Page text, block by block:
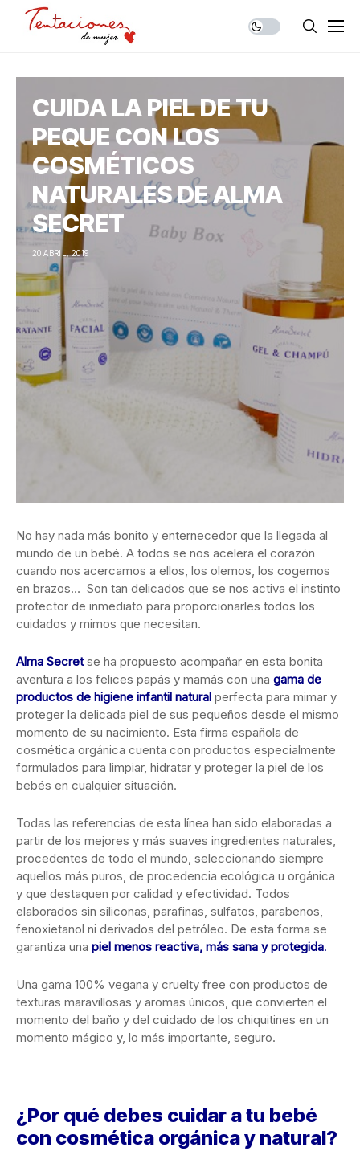
CUIDA LA PIEL DE TU
PEQUE CON LOS
COSMÉTICOS
NATURALES DE ALMA
SECRET
20 ABRIL, 2019
No hay nada más bonito y enternecedor que la llegada al
mundo de un bebé. A todos se nos acelera el corazón
cuando nos acercamos a ellos, los olemos, los cogemos
en brazos… Son tan delicados que se nos activa el instinto
protector de inmediato para proporcionarles todos los
cuidados y mimos que necesitan.
Alma Secret se ha propuesto acompañar en esta bonita
aventura a los felices papás y mamás con una gama de
productos de higiene infantil natural perfecta para mimar y
proteger la delicada piel de sus pequeños desde el mismo
momento de su nacimiento. Esta firma española de
cosmética orgánica cuenta con productos especialmente
formulados para limpiar, hidratar y proteger la piel de los
bebés en cualquier situación.
Todas las referencias de esta línea han sido elaboradas a
partir de los mejores y más suaves ingredientes naturales,
procedentes de todo el mundo, seleccionando siempre
aquellos más puros, de procedencia ecológica u orgánica
y que destaquen por calidad y efectividad. Todos
elaborados sin siliconas, parafinas, sulfatos, parabenos,
fenoxietanol ni derivados del petróleo. De esta forma se
garantiza una piel menos reactiva, más sana y protegida.
Una gama 100% vegana y cruelty free con productos de
texturas maravillosas y aromas únicos, que convierten el
momento del baño y del cuidado de los chiquitines en un
momento mágico y, lo más importante, seguro.
¿Por qué debes cuidar a tu bebé
con cosmética orgánica y natural?